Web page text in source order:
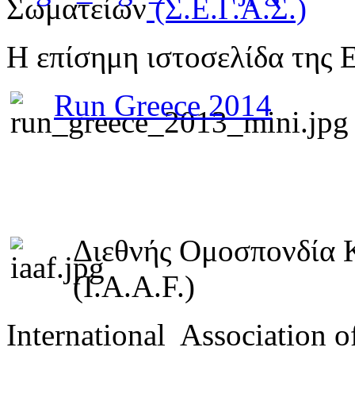
Σωματείων (Σ.Ε.Γ.Α.Σ.)
Η επίσημη ιστοσελίδα της
Run Greece 2014
Διεθνής Ομοσπονδία
(I.A.A.F.)
International Association